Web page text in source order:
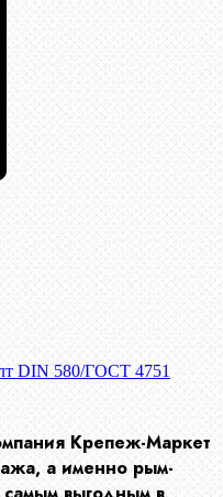
DIN 580/ГОСТ 4751
Крепеж-Маркет
а именно рым-